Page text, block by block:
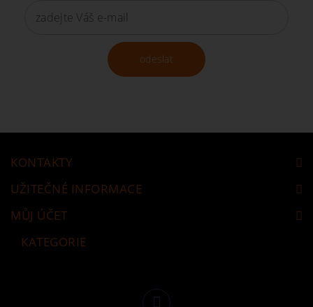
odeslat
KONTAKTY
UŽITEČNÉ INFORMACE
MŮJ ÚČET
KATEGORIE
Facebook